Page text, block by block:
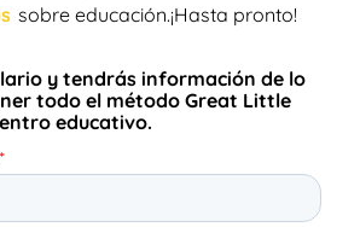
sobre educación.¡Hasta pronto!
y tendrás información de lo
todo el método Great Little
educativo.